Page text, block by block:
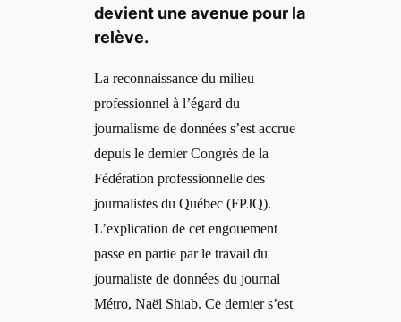
devient une avenue pour la
relève.
La reconnaissance du milieu
professionnel à l’égard du
journalisme de données s’est accrue
depuis le dernier Congrès de la
Fédération professionnelle des
journalistes du Québec (FPJQ).
L’explication de cet engouement
passe en partie par le travail du
journaliste de données du journal
Métro, Naël Shiab. Ce dernier s’est